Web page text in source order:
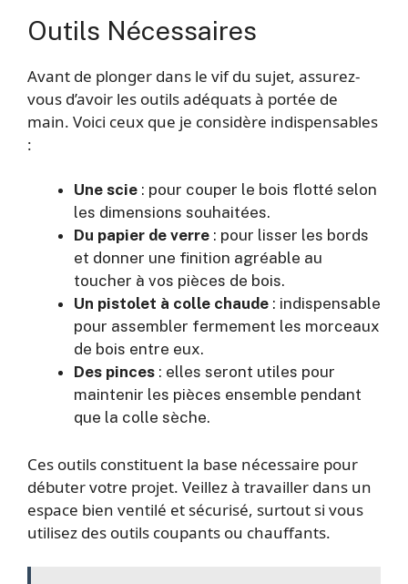
Outils Nécessaires
Avant de plonger dans le vif du sujet, assurez-
vous d’avoir les outils adéquats à portée de
main. Voici ceux que je considère indispensables
:
Une scie : pour couper le bois flotté selon
les dimensions souhaitées.
Du papier de verre : pour lisser les bords
et donner une finition agréable au
toucher à vos pièces de bois.
Un pistolet à colle chaude : indispensable
pour assembler fermement les morceaux
de bois entre eux.
Des pinces : elles seront utiles pour
maintenir les pièces ensemble pendant
que la colle sèche.
Ces outils constituent la base nécessaire pour
débuter votre projet. Veillez à travailler dans un
espace bien ventilé et sécurisé, surtout si vous
utilisez des outils coupants ou chauffants.